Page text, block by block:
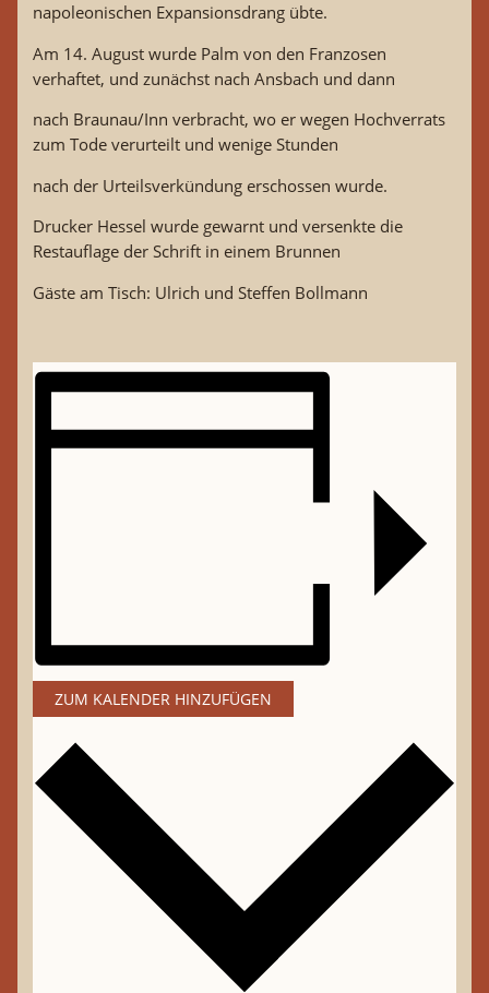
napoleonischen Expansionsdrang übte.
Am 14. August wurde Palm von den Franzosen
verhaftet, und zunächst nach Ansbach und dann
nach Braunau/Inn verbracht, wo er wegen Hochverrats
zum Tode verurteilt und wenige Stunden
nach der Urteilsverkündung erschossen wurde.
Drucker Hessel wurde gewarnt und versenkte die
Restauflage der Schrift in einem Brunnen
Gäste am Tisch: Ulrich und Steffen Bollmann
ZUM KALENDER HINZUFÜGEN